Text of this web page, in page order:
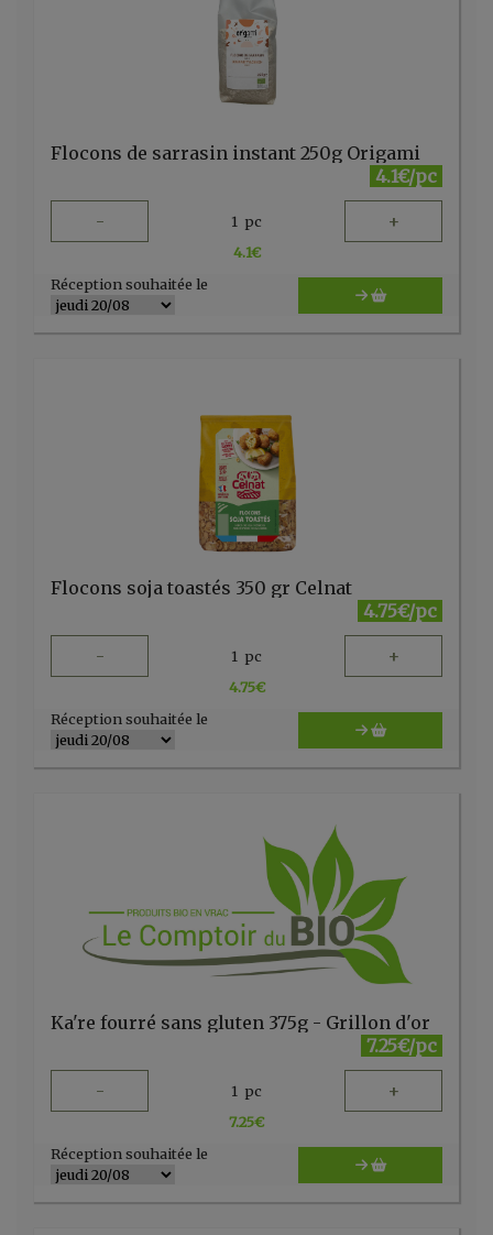
Flocons de sarrasin instant 250g Origami
4.1€/pc
- 1 pc +
4.1€
Réception souhaitée le
Flocons soja toastés 350 gr Celnat
4.75€/pc
- 1 pc +
4.75€
Réception souhaitée le
Ka're fourré sans gluten 375g - Grillon d'or
7.25€/pc
- 1 pc +
7.25€
Réception souhaitée le